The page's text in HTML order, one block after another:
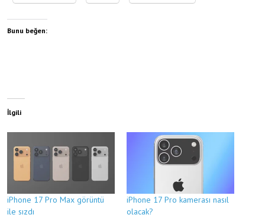
Bunu beğen:
İlgili
iPhone 17 Pro Max görüntü
ile sızdı
iPhone 17 Pro kamerası nasıl
olacak?